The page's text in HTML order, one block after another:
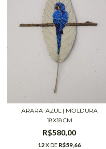
ARARA-AZUL | MOLDURA
18X18CM
R$580,00
12X DE R$59,66